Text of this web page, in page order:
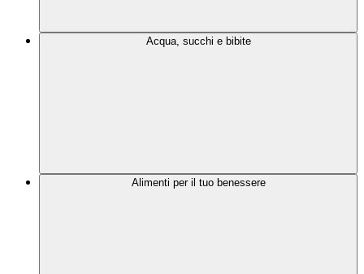
Acqua, succhi e bibite
Alimenti per il tuo benessere